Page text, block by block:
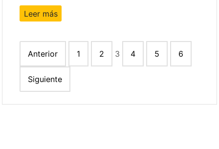
Leer más
de
entradas
Anterior 1 2 3 4 5 6
Siguiente